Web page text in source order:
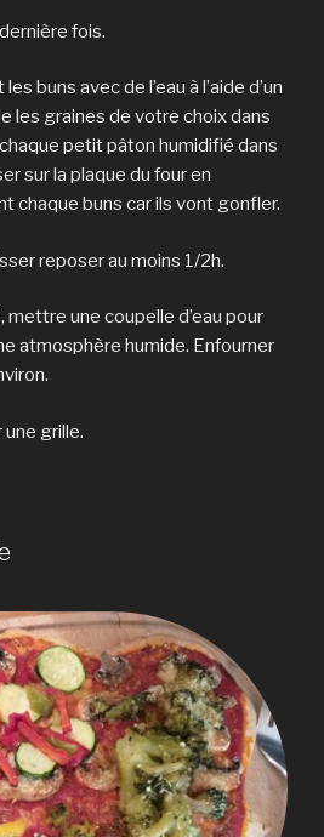
fois.
buns avec de l’eau à l’aide d’un
les graines de votre choix dans
petit pâton humidifié dans
sur la plaque du four en
chaque buns car ils vont gonfler.
reposer au moins 1/2h.
mettre une coupelle d’eau pour
atmosphère humide. Enfourner
grille.